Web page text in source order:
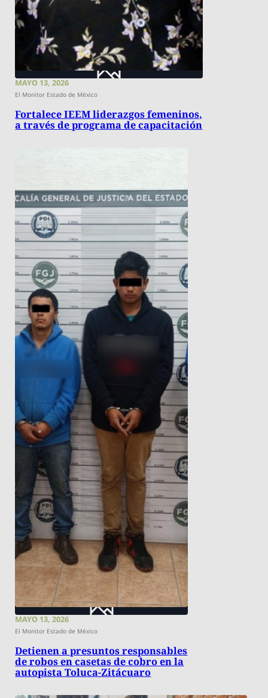
MAYO 13, 2026
El Monitor Estado de México
Fortalece IEEM liderazgos femeninos,
a través de programa de capacitación
MAYO 13, 2026
El Monitor Estado de México
Detienen a presuntos responsables
de robos en casetas de cobro en la
autopista Toluca-Zitácuaro